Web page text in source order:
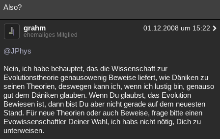
Also?
grahm 01.12.2008 um 15:22
ehemaliges Mitglied
@JPhys
Nein, ich habe behauptet, das die Wissenschaft zur
Evolutionstheorie genausowenig Beweise liefert, wie Däniken zu
seinen Theorien, deswegen kann ich, wenn ich lustig bin, genauso
gut dem Däniken glauben. Wenn Du glaubst, das Evolution
Bewiesen ist, dann bist Du aber nicht gerade auf dem neuesten
Stand. Für neue Theorien oder auch Beweise, frage bitte einen
Evowissenschaftler Deiner Wahl, ich habs nicht nötig, Dich zu
unterweisen.